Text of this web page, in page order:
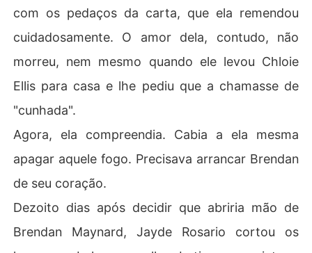
com os pedaços da carta, que ela remendou
cuidadosamente. O amor dela, contudo, não
morreu, nem mesmo quando ele levou Chloie
Ellis para casa e lhe pediu que a chamasse de
"cunhada".
Agora, ela compreendia. Cabia a ela mesma
apagar aquele fogo. Precisava arrancar Brendan
de seu coração.
Dezoito dias após decidir que abriria mão de
Brendan Maynard, Jayde Rosario cortou os